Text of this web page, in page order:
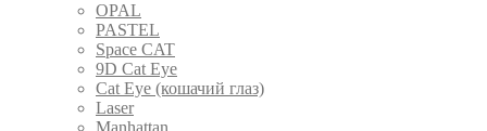
OPAL
PASTEL
Space CAT
9D Cat Eye
Cat Eye (кошачий глаз)
Laser
Manhattan